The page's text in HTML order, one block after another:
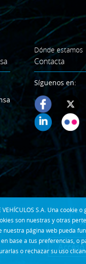
S.A. Una cookie
son nuestras y otras
página web pueda
base a tus preferencias, o
o rechazar su uso
Dónde estamos
Contacta
Síguenos en: